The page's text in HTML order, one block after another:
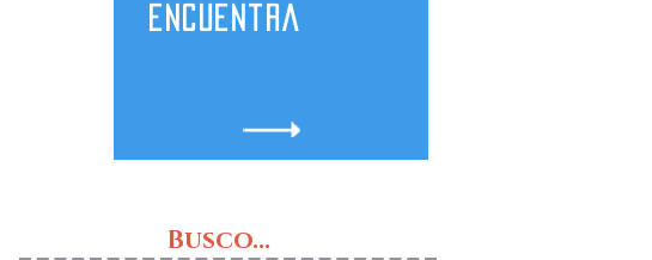
encuentra
Busco...